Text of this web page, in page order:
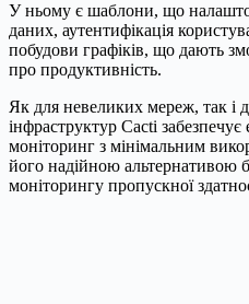
У ньому є шаблони, що
даних, аутентифікація
побудови графіків, що дають
про продуктивність.
Як для невеликих мереж, так і
інфраструктур Cacti
моніторинг з мінімальним
його надійною альтернативою
моніторингу пропускної